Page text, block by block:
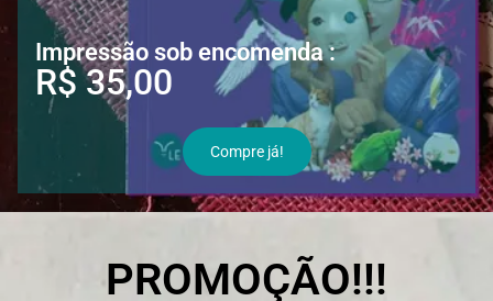
Impressão sob encomenda :
R$ 35,00
Compre já!
PROMOÇÃO!!!